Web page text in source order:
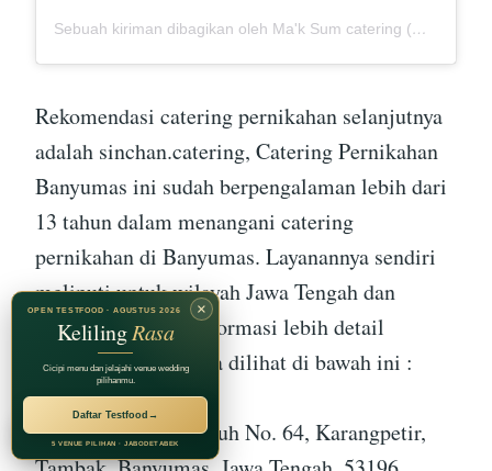
Sebuah kiriman dibagikan oleh Ma'k Sum catering (@mak_sumcatering)
Rekomendasi catering pernikahan selanjutnya
adalah sinchan.catering, Catering Pernikahan
Banyumas ini sudah berpengalaman lebih dari
13 tahun dalam menangani catering
pernikahan di Banyumas. Layanannya sendiri
meliputi untuk wilayah Jawa Tengah dan
sekitarnya. untuk informasi lebih detail
sinchan.catering bisa dilihat di bawah ini :
Alamat :Jl. Kalibutuh No. 64, Karangpetir,
RECOMMENDED BY
Jagarasa Group
×
OPEN TESTFOOD · AGUSTUS 2026
KelilingRasa
Cicipi menu dan jelajahi venue wedding
pilihanmu.
Daftar Testfood →
5 VENUE PILIHAN · JABODETABEK